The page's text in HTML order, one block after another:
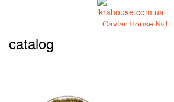
catalog